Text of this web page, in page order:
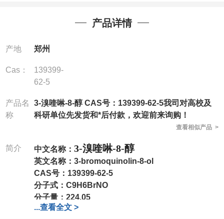
产品详情
产地 郑州
Cas：
139399-
62-5
产品名
称
3-溴喹啉-8-醇 CAS号：139399-62-5我司对高校及
科研单位先发货和*后付款，欢迎前来询购！
查看相似产品 >
简介 中文名称： 3-溴喹啉-8-醇
英文名称： 3-bromoquinolin-8-ol
CAS号： 139399-62-5
分子式： C9H6BrNO
分子量： 224.05
包装：1Mg ; 5Mg;10Mg ;100Mg;250Mg ;500Mg
...查看全文 >